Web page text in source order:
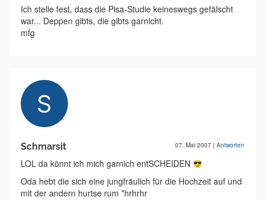
Ich stelle fest, dass die Pisa-Studie keineswegs gefälscht
war... Deppen gibts, die gibts garnicht.
mfg
Schmarsit 07. Mai 2007 | Antworten
LOL da könnt ich mich garnich entSCHEIDEN
Oda hebt die sich eine jungfräulich für die Hochzeit auf und
mit der andern hurtse rum *hrhrhr